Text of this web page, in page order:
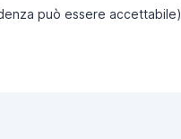
può essere accettabile)